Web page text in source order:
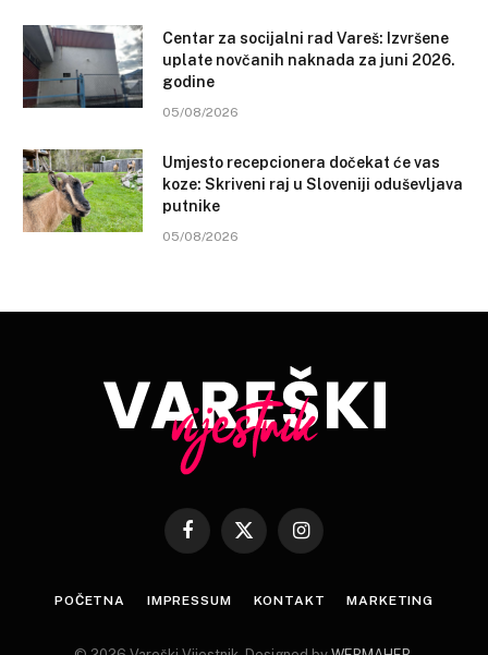
Centar za socijalni rad Vareš: Izvršene
uplate novčanih naknada za juni 2026.
godine
05/08/2026
Umjesto recepcionera dočekat će vas
koze: Skriveni raj u Sloveniji oduševljava
putnike
05/08/2026
Facebook
X
Instagram
POČETNA IMPRESSUM KONTAKT MARKETING